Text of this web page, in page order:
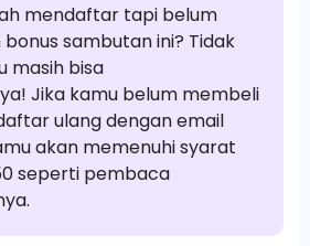
mendaftar tapi belum
sambutan ini? Tidak
masih bisa
Jika kamu belum membeli
ulang dengan email
akan memenuhi syarat
seperti pembaca